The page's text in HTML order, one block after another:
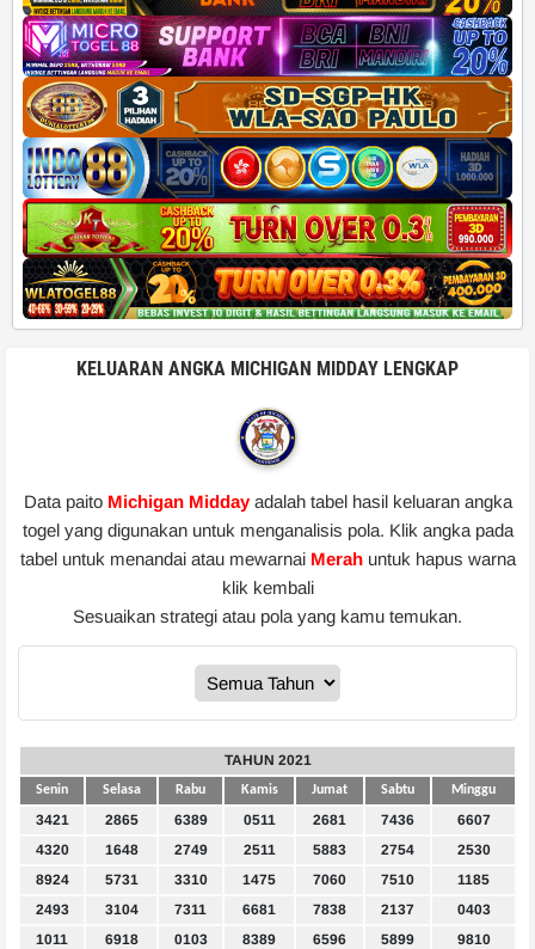
KELUARAN ANGKA MICHIGAN MIDDAY LENGKAP
Data paito Michigan Middayadalah tabel hasil keluaran angka
togel yang digunakan untuk menganalisis pola. Klik angka pada
tabel untuk menandai atau mewarnai Merahuntuk hapus warna
klik kembali
Sesuaikan strategi atau pola yang kamu temukan.
TAHUN 2021
Senin Selasa Rabu Kamis Jumat Sabtu Minggu
3421 2865 6389 0511 2681 7436
6607
4320
1648 2749 2511 5883 2754
2530
8924
5731 3310 1475 7060 7510
1185
2493
3104 7311 6681 7838 2137
0403
1011
6918 0103 8389 6596 5899
9810